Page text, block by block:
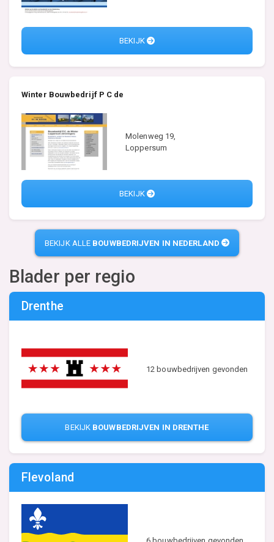
BEKIJK
Winter Bouwbedrijf P C de
Molenweg 19,
Loppersum
BEKIJK
BEKIJK ALLE BOUWBEDRIJVEN IN NEDERLAND
Blader per regio
Drenthe
12 bouwbedrijven gevonden
BEKIJK BOUWBEDRIJVEN IN DRENTHE
Flevoland